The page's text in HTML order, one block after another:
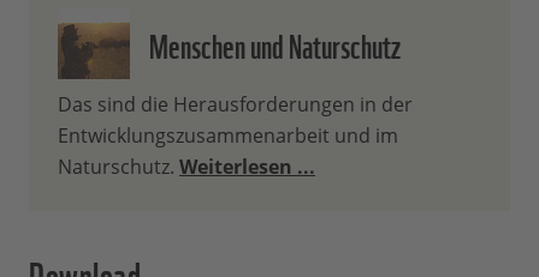
Menschen und Naturschutz
Das sind die Herausforderungen in der
Entwicklungszusammenarbeit und im
Naturschutz. Weiterlesen ...